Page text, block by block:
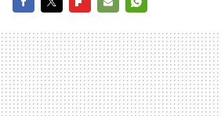
MAIL